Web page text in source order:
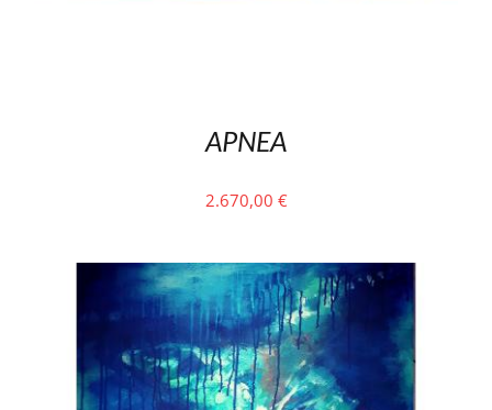
APNEA
2.670,00 €